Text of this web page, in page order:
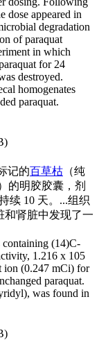
dose appeared in
degradation
of paraquat
in which
for 24
destroyed.
homogenates
paraquat.
记的百草枯 （纯
的明胶胶囊，剂
续 10 天。...组织
和肾脏中发现了一
containing (14)C-
1.216 x 105
ion (0.247 mCi) for
paraquat.
was found in